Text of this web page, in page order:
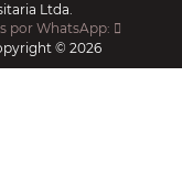
Ltda.
por WhatsApp:
© 2026